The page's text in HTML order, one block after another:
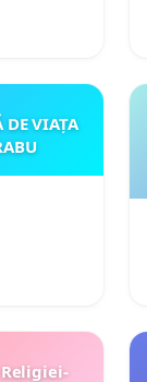
DE VIAȚA